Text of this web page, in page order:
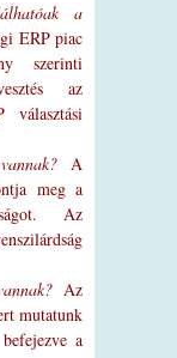
a
ERP piac
szerinti
az
választási
A
meg a
Az
Az
mutatunk
a